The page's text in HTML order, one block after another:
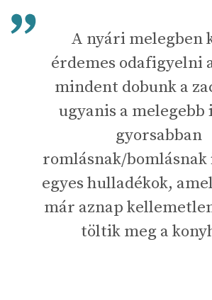
A nyári melegben
érdemes odafigyelni
mindent dobunk a
ugyanis a melegebb
gyorsabban
romlásnak/
egyes hulladékok,
már aznap
töltik meg a